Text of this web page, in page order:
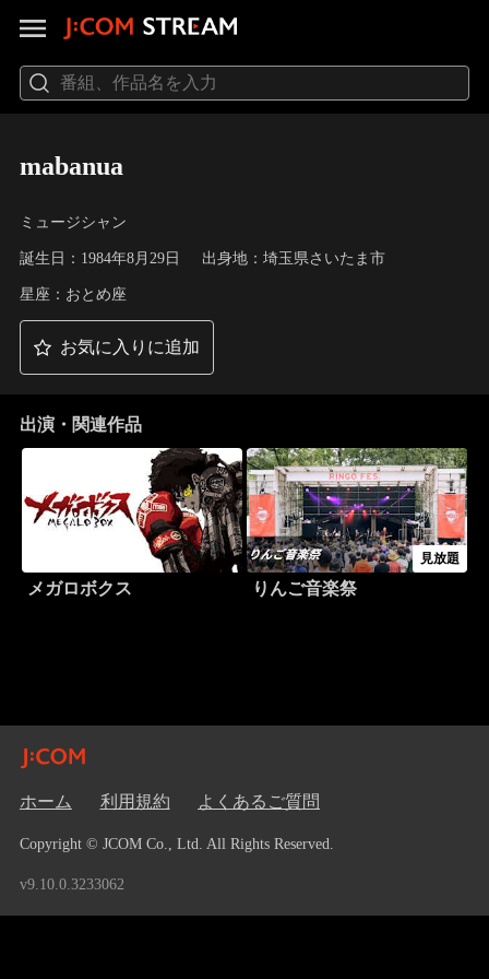
mabanua
ミュージシャン
誕生日：1984年8月29日 出身地：埼玉県さいたま市
星座：おとめ座
お気に入りに追加
出演・関連作品
メガロボクス
見放題
りんご音楽祭
ホーム 利用規約 よくあるご質問
Copyright © JCOM Co., Ltd. All Rights Reserved.
v9.10.0.3233062